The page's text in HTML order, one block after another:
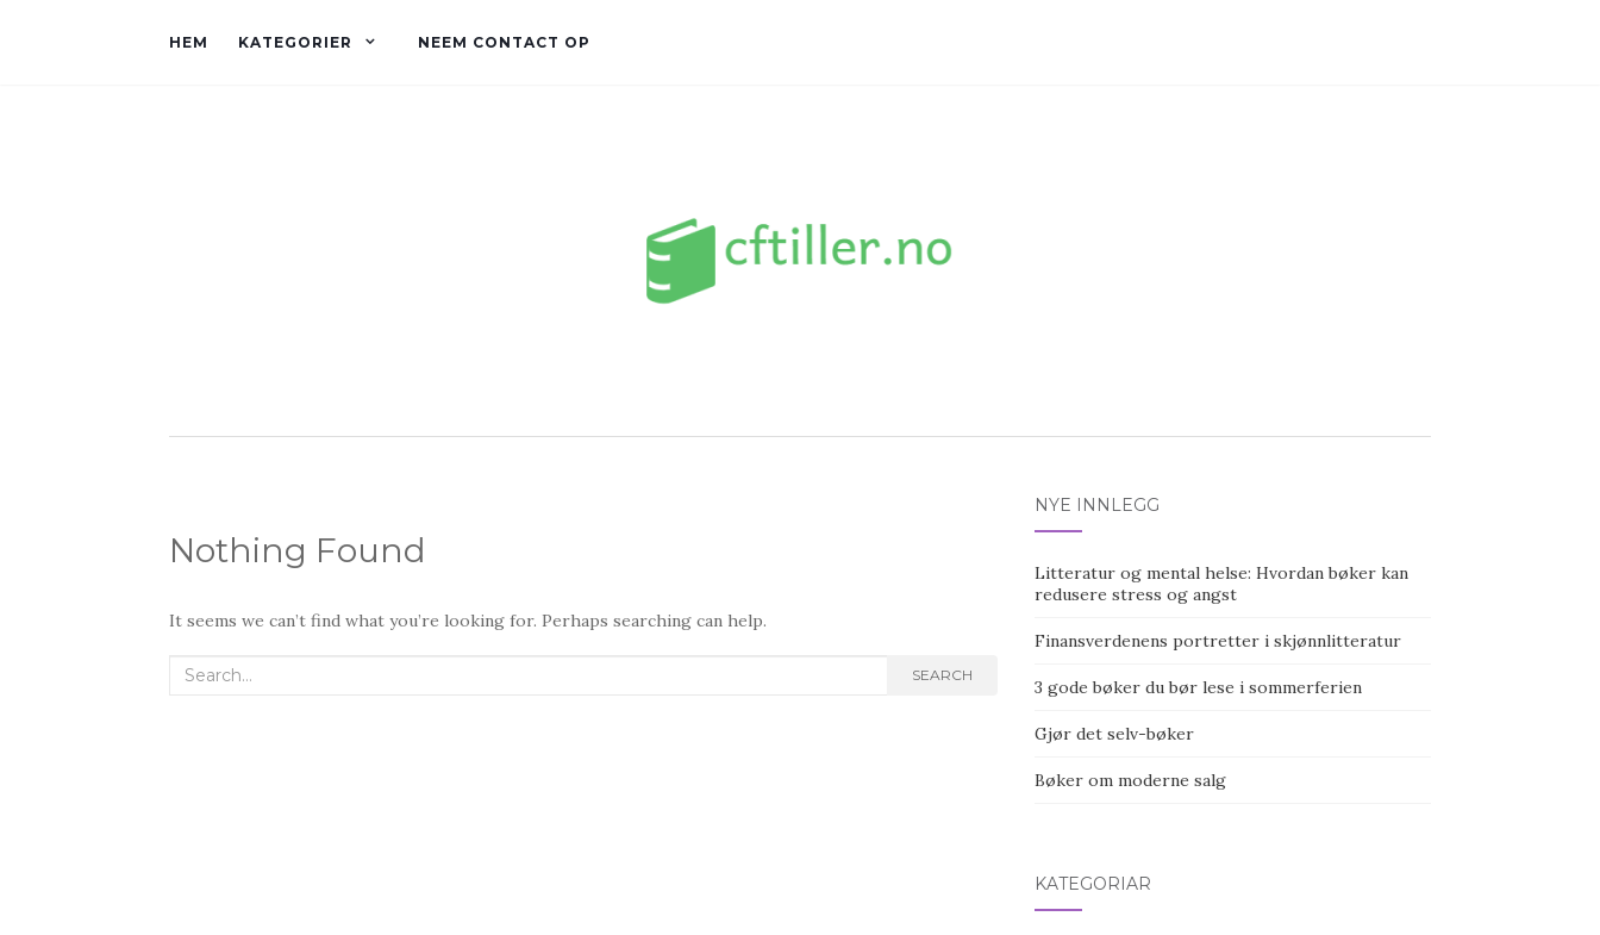
HEM KATEGORIER NEEM CONTACT OP
Nothing Found
It seems we can’t find what you’re looking for. Perhaps searching can help.
Search
SEARCH
NYE INNLEGG
Litteratur og mental helse: Hvordan bøker kan
redusere stress og angst
Finansverdenens portretter i skjønnlitteratur
3 gode bøker du bør lese i sommerferien
Gjør det selv-bøker
Bøker om moderne salg
KATEGORIAR